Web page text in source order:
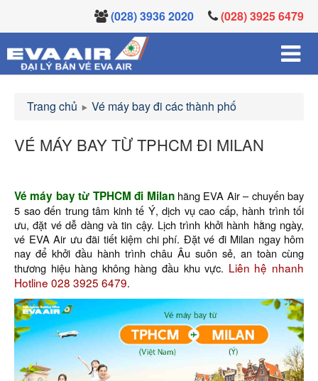
(028) 3936 2020 (028) 3925 6479
Trang chủ Vé máy bay đi các thành phố
VÉ MÁY BAY TỪ TPHCM ĐI MILAN
Vé máy bay từ TPHCM đi Milanhãng EVA Air – chuyến bay
5 sao đến trung tâm kinh tế Ý, dịch vụ cao cấp, hành trình tối
ưu, đặt vé dễ dàng và tin cậy. Lịch trình khởi hành hằng ngày,
vé EVA Air ưu đãi tiết kiệm chi phí. Đặt vé đi Milan ngay hôm
nay để khởi đầu hành trình châu Âu suôn sẻ, an toàn cùng
thương hiệu hàng không hàng đầu khu vực. Liên hệ nhanh
Hotline 028 3925 6479.